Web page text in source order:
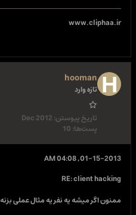
www.cliphaa.ir
hooman
تازه وارد
تاریخ پیوستن:Dec 2012
پست‌ها:10
01-15-2013, 04:08 AM
RE: client hacking
ممنون اگر میشه یه نفر یه مثال عملی بزنه